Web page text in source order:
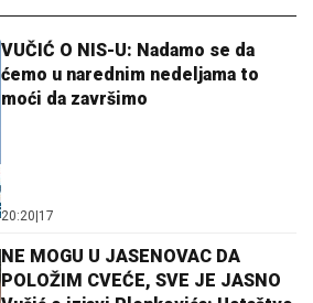
VUČIĆ O NIS-U: Nadamo se da
ćemo u narednim nedeljama to
moći da završimo
20:20|17
NE MOGU U JASENOVAC DA
POLOŽIM CVEĆE, SVE JE JASNO